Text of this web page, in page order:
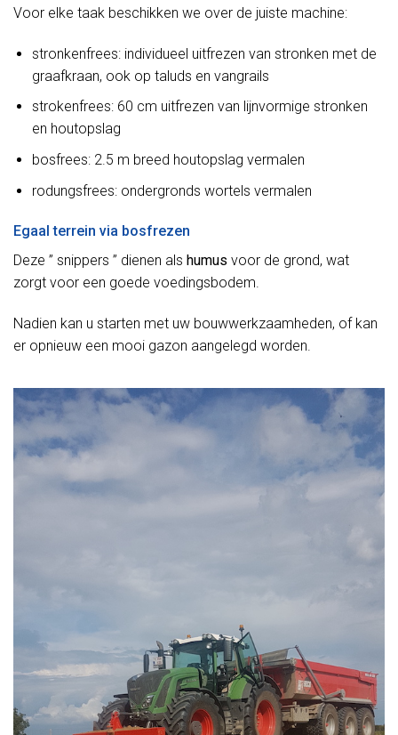
Voor elke taak beschikken we over de juiste machine:
stronkenfrees: individueel uitfrezen van stronken met de
graafkraan, ook op taluds en vangrails
strokenfrees: 60 cm uitfrezen van lijnvormige stronken
en houtopslag
bosfrees: 2.5 m breed houtopslag vermalen
rodungsfrees: ondergronds wortels vermalen
Egaal terrein via bosfrezen
Deze ” snippers ” dienen als humus voor de grond, wat
zorgt voor een goede voedingsbodem.
Nadien kan u starten met uw bouwwerkzaamheden, of kan
er opnieuw een mooi gazon aangelegd worden.